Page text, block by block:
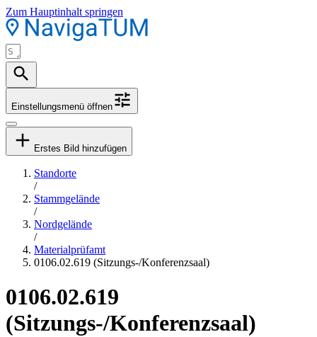
Zum Hauptinhalt springen
Einstellungsmenü öffnen
Erstes Bild hinzufügen
Standorte
/
Stammgelände
/
Nordgelände
/
Materialprüfamt
0106.02.619 (Sitzungs-/Konferenzsaal)
0106.02.619
(Sitzungs-/Konferenzsaal)